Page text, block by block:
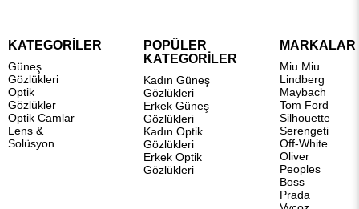
KATEGORİLER
Güneş
Gözlükleri
Optik
Gözlükler
Optik Camlar
Lens &
Solüsyon
POPÜLER
KATEGORİLER
Kadın Güneş
Gözlükleri
Erkek Güneş
Gözlükleri
Kadın Optik
Gözlükleri
Erkek Optik
Gözlükleri
MARKALAR
Miu Miu
Lindberg
Maybach
Tom Ford
Silhouette
Serengeti
Off-White
Oliver
Peoples
Boss
Prada